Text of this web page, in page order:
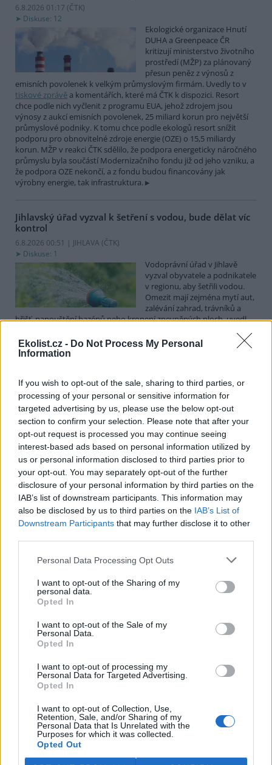
Ekolist.cz - Do Not Process My Personal
Information
If you wish to opt-out of the sale, sharing to third parties, or
processing of your personal or sensitive information for
targeted advertising by us, please use the below opt-out
section to confirm your selection. Please note that after your
opt-out request is processed you may continue seeing
interest-based ads based on personal information utilized by
us or personal information disclosed to third parties prior to
your opt-out. You may separately opt-out of the further
disclosure of your personal information by third parties on the
IAB’s list of downstream participants. This information may
also be disclosed by us to third parties on the IAB’s List of
Downstream Participants that may further disclose it to other
Personal Data Processing Opt Outs
I want to opt-out of the Sharing of my
personal data.
Opted In
I want to opt-out of the Sale of my
Personal Data.
Opted In
I want to opt-out of processing my
Personal Data for Targeted Advertising.
Opted In
I want to opt-out of Collection, Use,
Retention, Sale, and/or Sharing of my
Personal Data that Is Unrelated with the
Purposes for which it was collected.
Opted Out
6.8.2026 01:17 (ČTK)
Diskuse: 12
Ekologické organizace Hnutí
DUHA a Greenpeace ČR
kritizují ministerstvo životního
prostředí (MŽP) za plánovaný
přesun peněz z výnosů z
emisních povolenek k velkým průmyslovým firmám. Uvedly to v
tiskové zprávě a komentářích, které má ČTK k dispozici. Resort
chce podle nich vyčlenit z programu EUA, jehož zdrojem jsou
výnosy z aukcí emisních povolenek, 25 miliard korun pro největší
průmyslové podniky. K tomu chce podle ekologů resort snížit
podporu pro obnovitelné zdroje energie (OZE) o 15,5 miliardy
korun. MŽP v reakci ČTK sdělilo, že podpora energeticky náročného
průmyslu byla součástí Modernizačního fondu již od jeho vzniku, a
že podpora OZE nekončí, a z fondu budou financovány jak
výrobny energie, tak infrastruktura.
Jihlavský úřad vyzval k šetření s vodou, bude dělat víc
kontrol
6.8.2026 00:51 | JIHLAVA (ČTK)
Diskuse: 1
Vodoprávní úřad v Jihlavě
vyzval obyvatele a podnikatele
v regionu, aby šetřili vodou.
Omezit mají zejména mytí aut,
zalévání zahrad, trávníků a
hřišť, napouštění bazénů nebo kropení zpevněných ploch, uvedl
kontrolovat povolené odběry. Výzva k šetření vodou platí pro
všechny obce spadající pod Jihlavu jako obec s rozšířenou
Celníci odhalili gang překupníků papoušků, zajistili
stovku ptáků
5.8.2026 20:13 (ČTK)
Celníci odhalili gang
překupníků chráněných druhů
papoušků působící v několika
krajích a zajistili asi stovku
ptáků. S odchytem a
zajištěním zvířat celníkům pomohly zoo v Praze, Zlíně a Ostravě. V
ostravské zahradě také papoušci nalezli dočasné útočiště. V
tiskové zprávě nawebucelníků to oznámila mluvčí Celní správy ČR
Martina Kaňková. Případem se zabývá policie.
Island vyhostí aktivisty bojující proti lovu velryb,
pronásledovali velrybáře
5.8.2026 19:54 (ČTK)
Islandské úřady nařídily
poté, co minulý týden
pobřežní stráž s policií zabavily
jejich loď, která pronásledovala velrybářské plavidlo. Pasažéři lodi
Watsona jsou od té doby zadržováni v Reykjavíku. Sám Watson na
palubě nebyl. Píše o tom agentura AFP s odvoláním na islandskou
Záchranná stanice v Praze přijímá kvůli vedrům více
volně žijících zvířat
5.8.2026 17:40 | PRAHA (
Kvůli vysokým letním